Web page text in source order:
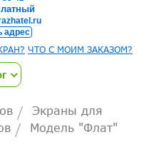
адрес
ЧТО С МОИМ ЗАКАЗОМ?
/
Экраны для
/ Модель "Флат"